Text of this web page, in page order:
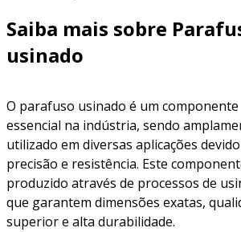
Saiba mais sobre
usinado
O parafuso usinado é um componente
essencial na indústria, sendo
utilizado em diversas aplicações
precisão e resistência. Este
produzido através de processos de
que garantem dimensões exatas,
superior e alta durabilidade.